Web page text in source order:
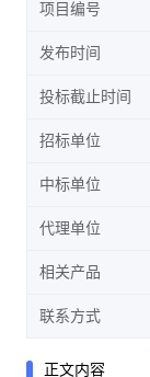
项目编号
发布时间
投标截止时间
招标单位
中标单位
代理单位
相关产品
联系方式
正文内容